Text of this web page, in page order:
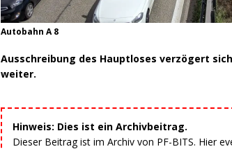
Autobahn A 8
Ausschreibung des Hauptloses verzögert
weiter.
Hinweis: Dies ist ein Archivbeitrag.
Dieser Beitrag ist im Archiv von PF-BITS. Hier